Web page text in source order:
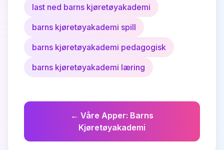
last ned barns kjøretøyakademi
barns kjøretøyakademi spill
barns kjøretøyakademi pedagogisk
barns kjøretøyakademi læring
← Våre Apper: Barns
Kjøretøyakademi